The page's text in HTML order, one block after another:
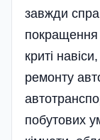
завжди
покращення
криті
ремонту
побутових